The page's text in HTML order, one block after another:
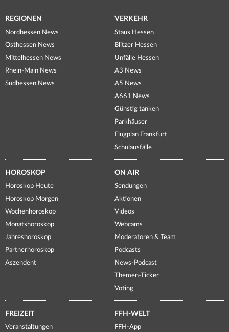
REGIONEN
Nordhessen News
Osthessen News
Mittelhessen News
Rhein-Main News
Südhessen News
VERKEHR
Staus Hessen
Blitzer Hessen
Unfälle Hessen
A3 News
A5 News
A661 News
Günstig tanken
Parkhäuser
Flugplan Frankfurt
Schulausfälle
HOROSKOP
Horoskop Heute
Horoskop Morgen
Wochenhoroskop
Monatshoroskop
Jahreshoroskop
Partnerhoroskop
Aszendent
ON AIR
Sendungen
Aktionen
Videos
Webcams
Moderatoren & Team
Podcasts
News-Podcast
Themen-Ticker
Voting
FREIZEIT
Veranstaltungen
FFH-WELT
FFH-App